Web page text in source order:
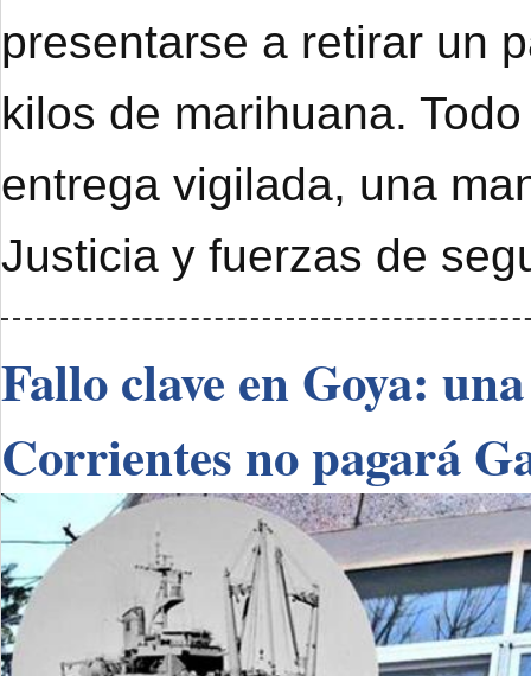
presentarse a retirar un
kilos de marihuana.
entrega vigilada, una
Justicia y fuerzas de
Fallo clave en Goya:
Corrientes no pagará